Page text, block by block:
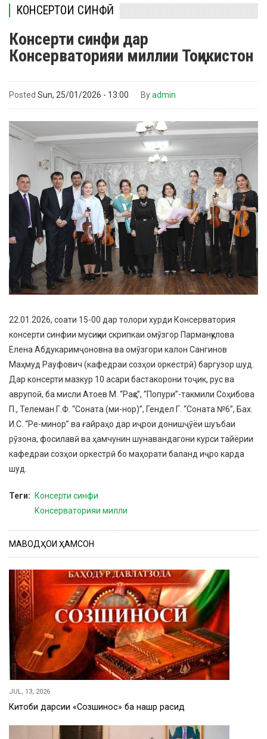
КОНСЕРТҲОИ СИНФӢ
Консерти синфи дар
Консерваторияи миллии Тоҷикистон
Posted Sun, 25/01/2026 - 13:00 Byadmin
22.01.2026, соати 15-00 дар толори хурди Консерватория
консерти синфии мусиқии скрипкаи омӯзгор Парманқулова
Елена Абдукаримҷоновна ва омӯзгори калон Сангинов
Маҳмуд Рауфович (кафедраи созҳои оркестрӣ) баргузор шуд.
Дар консерти мазкур 10 асари бастакорони тоҷик, рус ва
аврупоӣ, ба мисли Атоев М. “Рақс”, “Попури”-такмили Соҳибова
П., Телеман Г.Ф. “Соната (ми-нор)”, Гендел Г. “Соната №6”, Бах.
И.С. “Ре-минор” ва ғайраҳо дар иҷрои донишҷӯёи шуъбаи
рӯзона, фосилавӣ ва ҳамчунин шунавандагони курси тайёрии
кафедраи созҳои оркестрӣ бо маҳорати баланд иҷро карда
шуд.
Теги
Консерти синфи
Консерваторияи милли
МАВОДҲОИ ҲАМСОН
JUL, 13, 2026
Китоби дарсии «Созшиносӣ» ба нашр расид